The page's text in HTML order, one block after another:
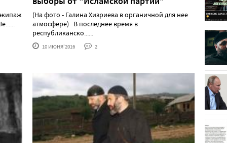
(На фото - Галина Хизриева в органичной для нее
атмосфере) В последнее время в
республиканско......
10 ИЮНЯ'2016 2